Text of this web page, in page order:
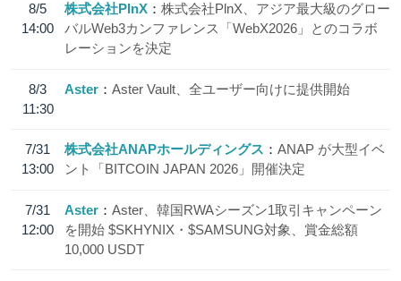
8/5
14:00
株式会社PlnX
株式会社PlnX、アジア最大級のグロー
バルWeb3カンファレンス「WebX2026」とのコラボ
レーションを決定
8/3
11:30
Aster Aster Vault、全ユーザー向けに提供開始
7/31
13:00
株式会社ANAPホールディングス
ANAP が大型イベ
ント「BITCOIN JAPAN 2026」開催決定
7/31
12:00
Aster
Aster、韓国RWAシーズン1取引キャンペーン
を開始 $SKHYNIX・$SAMSUNG対象、賞金総額
10,000 USDT